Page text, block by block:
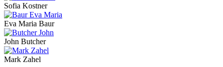
Sofia Kostner
Eva Maria Baur
John Butcher
Mark Zahel